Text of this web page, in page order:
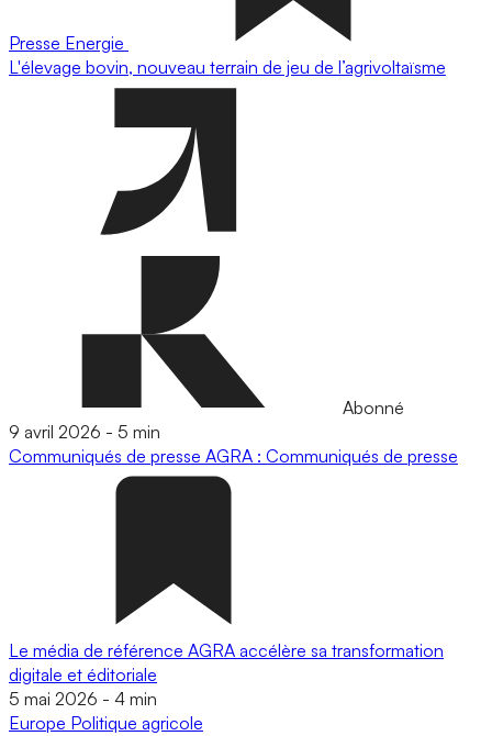
Presse Energie
L'élevage bovin, nouveau terrain de jeu de l’agrivoltaïsme
Abonné
9 avril 2026 - 5 min
Communiqués de presse AGRA : Communiqués de presse
Le média de référence AGRA accélère sa transformation
digitale et éditoriale
5 mai 2026 - 4 min
Europe Politique agricole